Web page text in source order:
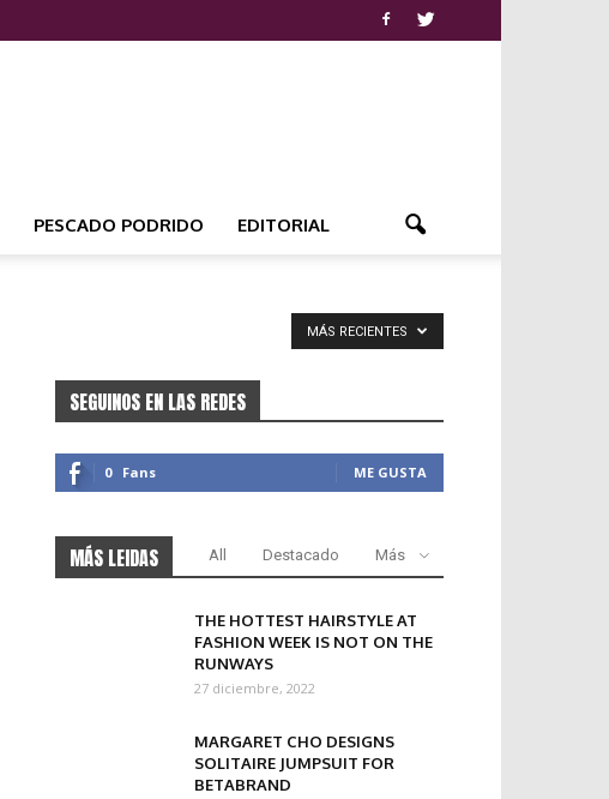
PESCADO PODRIDO EDITORIAL
MÁS RECIENTES
SEGUINOS EN LAS REDES
0 Fans ME GUSTA
MÁS LEIDAS All Destacado Más
THE HOTTEST HAIRSTYLE AT
FASHION WEEK IS NOT ON THE
RUNWAYS
27 diciembre, 2022
MARGARET CHO DESIGNS
SOLITAIRE JUMPSUIT FOR
BETABRAND